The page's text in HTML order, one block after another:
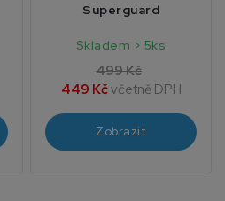
Superguard
Skladem > 5ks
499 Kč
449 Kčvčetně DPH
Zobrazit